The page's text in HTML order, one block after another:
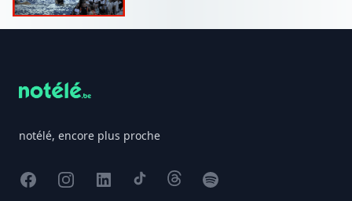
notélé, encore plus proche
FacebookInstagram
X TikTokThreadsSpotify